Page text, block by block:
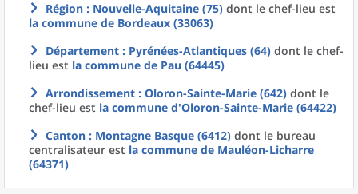
Région : Nouvelle-Aquitaine (75) dont le chef-lieu est
la commune de Bordeaux (33063)
Département : Pyrénées-Atlantiques (64) dont le chef-
lieu est la commune de Pau (64445)
Arrondissement : Oloron-Sainte-Marie (642) dont le
chef-lieu est la commune d'Oloron-Sainte-Marie (64422)
Canton : Montagne Basque (6412) dont le bureau
centralisateur est la commune de Mauléon-Licharre
(64371)